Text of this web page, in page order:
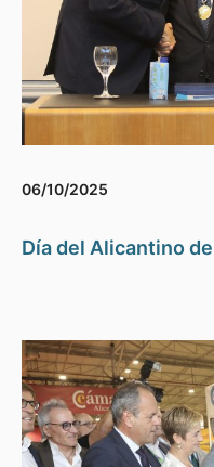
06/10/2025
Día del Alicantino